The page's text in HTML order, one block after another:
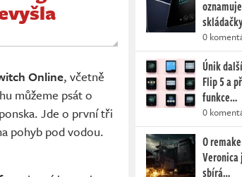
Online, včetně
můžeme psát o
Jde o první tři
pohyb pod vodou.
0
Únik
Flip 5 a
funkce…
0
O
Veronica
sbírá…